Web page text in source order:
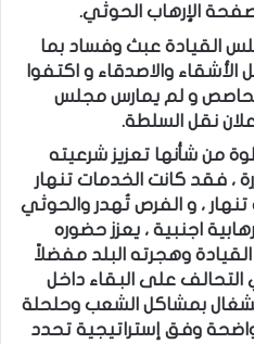
الإرهاب الحوثي.
القيادة عبث وفساد بما
والاصدقاء و اكتفوا
و لم يمارس مجلس
نقل السلطة.
من شأنها تعزيز شرعيته
، فقد كانت الخدمات تنهار
، و الفرص تُهدر والحوثي
اجنبية ، يعزز حضوره
وهجرته البلد مفضلاً
التحالف على البقاء داخل
بمشاكل الشعب وحلحلة
وفق إستراتيجية تحدد